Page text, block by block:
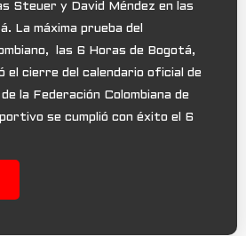
Steuer y David Méndez en las
La máxima prueba del
las 6 Horas de Bogotá,
el cierre del calendario oficial de
la Federación Colombiana de
se cumplió con éxito el 6